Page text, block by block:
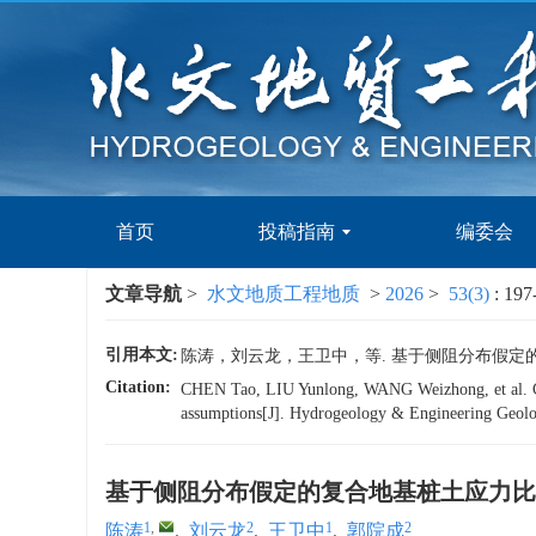
首页 投稿指南 编委会
文章导航 > 水文地质工程地质 > 2026 > 53(3) :
引用本文: 陈涛，刘云龙，王卫中，等. 基于侧阻分布假定
Citation: CHEN Tao, LIU Yunlong, WANG Weizhong, et al.
assumptions[J]. Hydrogeology & Engineering
基于侧阻分布假定的复合地基桩土应力
陈涛1, , 刘云龙2, 王卫中 1, 郭院成2